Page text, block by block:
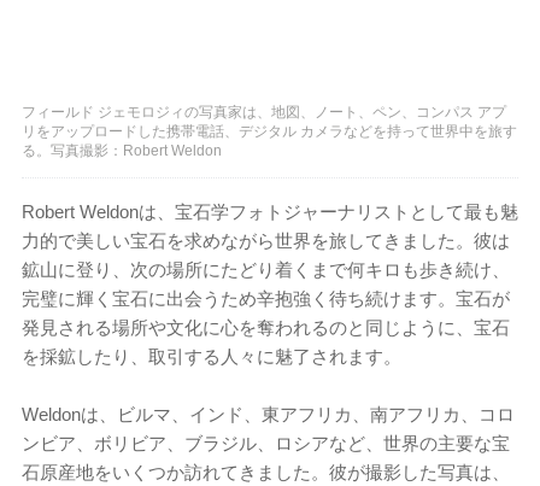
フィールド ジェモロジィの写真家は、地図、ノート、ペン、コンパス アプ
リをアップロードした携帯電話、デジタル カメラなどを持って世界中を旅す
る。写真撮影：Robert Weldon
Robert Weldonは、宝石学フォトジャーナリストとして最も魅
力的で美しい宝石を求めながら世界を旅してきました。彼は
鉱山に登り、次の場所にたどり着くまで何キロも歩き続け、
完璧に輝く宝石に出会うため辛抱強く待ち続けます。宝石が
発見される場所や文化に心を奪われるのと同じように、宝石
を採鉱したり、取引する人々に魅了されます。
Weldonは、ビルマ、インド、東アフリカ、南アフリカ、コロ
ンビア、ボリビア、ブラジル、ロシアなど、世界の主要な宝
石原産地をいくつか訪れてきました。彼が撮影した写真は、